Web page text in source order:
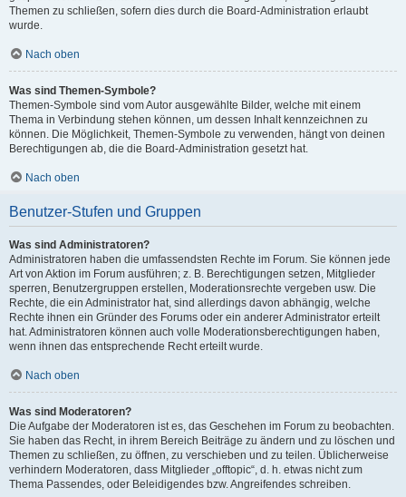
Themen zu schließen, sofern dies durch die Board-Administration erlaubt
wurde.
Nach oben
Was sind Themen-Symbole?
Themen-Symbole sind vom Autor ausgewählte Bilder, welche mit einem
Thema in Verbindung stehen können, um dessen Inhalt kennzeichnen zu
können. Die Möglichkeit, Themen-Symbole zu verwenden, hängt von deinen
Berechtigungen ab, die die Board-Administration gesetzt hat.
Nach oben
Benutzer-Stufen und Gruppen
Was sind Administratoren?
Administratoren haben die umfassendsten Rechte im Forum. Sie können jede
Art von Aktion im Forum ausführen; z. B. Berechtigungen setzen, Mitglieder
sperren, Benutzergruppen erstellen, Moderationsrechte vergeben usw. Die
Rechte, die ein Administrator hat, sind allerdings davon abhängig, welche
Rechte ihnen ein Gründer des Forums oder ein anderer Administrator erteilt
hat. Administratoren können auch volle Moderationsberechtigungen haben,
wenn ihnen das entsprechende Recht erteilt wurde.
Nach oben
Was sind Moderatoren?
Die Aufgabe der Moderatoren ist es, das Geschehen im Forum zu beobachten.
Sie haben das Recht, in ihrem Bereich Beiträge zu ändern und zu löschen und
Themen zu schließen, zu öffnen, zu verschieben und zu teilen. Üblicherweise
verhindern Moderatoren, dass Mitglieder „offtopic“, d. h. etwas nicht zum
Thema Passendes, oder Beleidigendes bzw. Angreifendes schreiben.